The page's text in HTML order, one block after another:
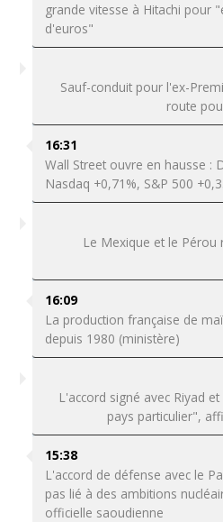
grande vitesse à Hitachi pour
d'euros"
Sauf-conduit pour l'ex-
route
16:31
Wall Street ouvre en hausse :
Nasdaq +0,71%, S&P 500
Le Mexique et le Pérou
16:09
La production française de
depuis 1980 (ministère)
L'accord signé avec Riyad
pays particulier",
15:38
L'accord de défense avec le
pas lié à des ambitions
officielle saoudienne